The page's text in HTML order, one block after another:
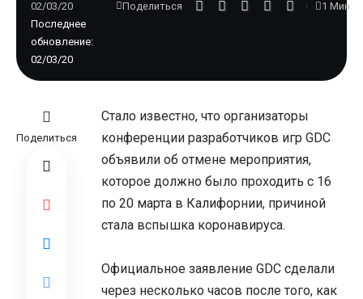
Последнее
обновление:
02/03/20
02/03/20
Поделиться 1 Мин.
Поделиться
Стало известно, что организаторы
конференции разработчиков игр GDC
объявили об отмене мероприятия,
которое должно было проходить с 16
по 20 марта в Калифорнии, причиной
стала вспышка коронавируса.
Официальное заявление GDC сделали
через несколько часов после того, как